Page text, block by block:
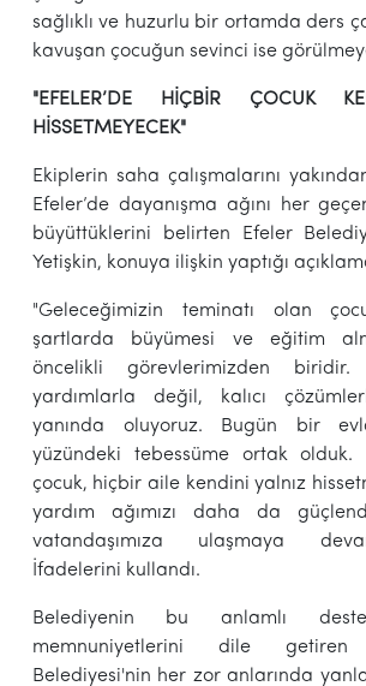
sağlıklı ve huzurlu bir ortamda ders
kavuşan çocuğun sevinci ise
"EFELER’DE HİÇBİR ÇOCUK
HİSSETMEYECEK"
Ekiplerin saha çalışmalarını
Efeler’de dayanışma ağını her
büyüttüklerini belirten Efeler
Yetişkin, konuya ilişkin yaptığı
"Geleceğimizin teminatı olan
şartlarda büyümesi ve eğitim
öncelikli görevlerimizden biridir.
yardımlarla değil, kalıcı
yanında oluyoruz. Bugün bir
yüzündeki tebessüme ortak olduk.
çocuk, hiçbir aile kendini yalnız
yardım ağımızı daha da
vatandaşımıza ulaşmaya
İfadelerini kullandı.
Belediyenin bu anlamlı
memnuniyetlerini dile
Belediyesi'nin her zor anlarında